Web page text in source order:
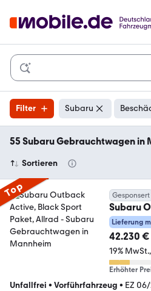
Filter Subaru
55 Subaru Gebrauchtwagen in
Sortieren
Top Gesponsert
Subaru
Sport
Lieferung
42.230 €
19% MwSt.
Erhöhter
Unfallfrei • Vorführfahrzeug • EZ